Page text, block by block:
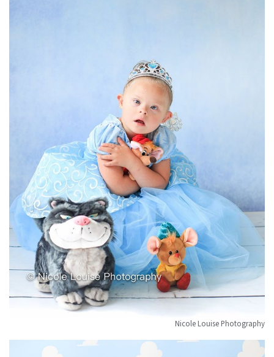
Nicole Louise Photography